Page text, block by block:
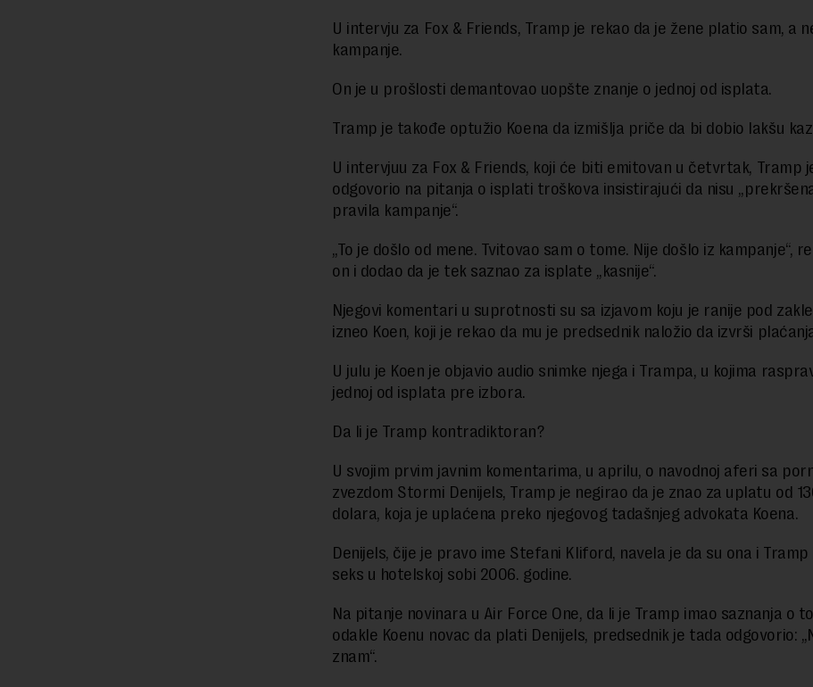
U intervju za Fox & Friends, Tramp je rekao da je žene platio sam, a
kampanje.
On je u prošlosti demantovao uopšte znanje o jednoj od isplata.
Tramp je takođe optužio Koena da izmišlja priče da bi dobio lakšu
U intervjuu za Fox & Friends, koji će biti emitovan u četvrtak, Tramp
odgovorio na pitanja o isplati troškova insistirajući da nisu
pravila kampanje“.
„To je došlo od mene. Tvitovao sam o tome. Nije došlo iz kampanje“,
on i dodao da je tek saznao za isplate „kasnije“.
Njegovi komentari u suprotnosti su sa izjavom koju je ranije pod
izneo Koen, koji je rekao da mu je predsednik naložio da izvrši
U julu je Koen je objavio audio snimke njega i Trampa, u kojima
jednoj od isplata pre izbora.
Da li je Tramp kontradiktoran?
U svojim prvim javnim komentarima, u aprilu, o navodnoj aferi sa
zvezdom Stormi Denijels, Tramp je negirao da je znao za uplatu od
dolara, koja je uplaćena preko njegovog tadašnjeg advokata Koena.
Denijels, čije je pravo ime Stefani Kliford, navela je da su ona i Tramp
seks u hotelskoj sobi 2006. godine.
Na pitanje novinara u Air Force One, da li je Tramp imao saznanja o
odakle Koenu novac da plati Denijels, predsednik je tada odgovorio:
znam“.